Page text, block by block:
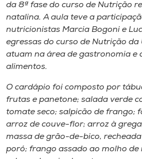
Museu
Unoesc
Store
Selecione
o idioma
da 8ª fase do curso de Nutrição
natalina. A aula teve a
nutricionistas Marcia Bogoni e
egressas do curso de Nutrição da
atuam na área de gastronomia e
alimentos.
O cardápio foi composto por
frutas e panetone; salada verde
tomate seco; salpicão de frango;
arroz de couve-flor; arroz à
massa de grão-de-bico,
poró; frango assado ao molho de